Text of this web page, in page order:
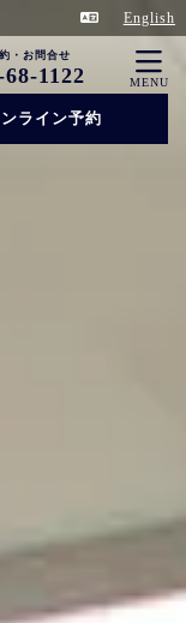
English
・お問合せ
1122
ライン予約
MENU